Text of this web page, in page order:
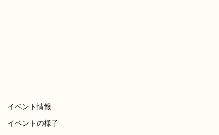
イベント情報
イベントの様子